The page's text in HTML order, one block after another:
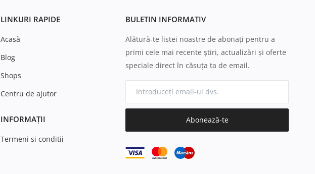
LINKURI RAPIDE
Acasă
Blog
Shops
Centru de ajutor
INFORMAȚII
Termeni si conditii
BULETIN INFORMATIV
Alătură-te listei noastre de abonați pentru a
primi cele mai recente știri, actualizări și oferte
speciale direct în căsuța ta de email.
Abonează-te